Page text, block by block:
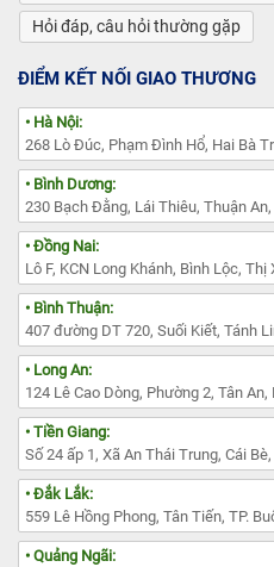
Hỏi đáp, câu hỏi thường gặp
ĐIỂM KẾT NỐI GIAO THƯƠNG
• Hà Nội:
268 Lò Đúc, Phạm Đình Hổ, Hai Bà
• Bình Dương:
230 Bạch Đằng, Lái Thiêu, Thuận
• Đồng Nai:
Lô F, KCN Long Khánh, Bình Lộc,
• Bình Thuận:
407 đường DT 720, Suối Kiết, Tánh
• Long An:
124 Lê Cao Dòng, Phường 2, Tân An,
• Tiền Giang:
Số 24 ấp 1, Xã An Thái Trung, Cái
• Đắk Lắk:
559 Lê Hồng Phong, Tân Tiến, TP.
• Quảng Ngãi: